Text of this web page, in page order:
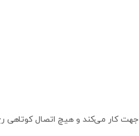
کار می‌کند و هیچ اتصال کوتاهی